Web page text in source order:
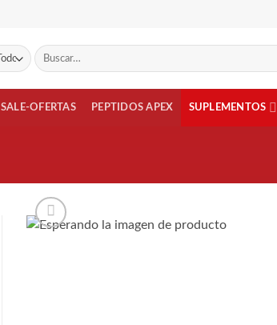
Buscar
por:
SALE-OFERTAS PEPTIDOS APEX SUPLEMENTOS